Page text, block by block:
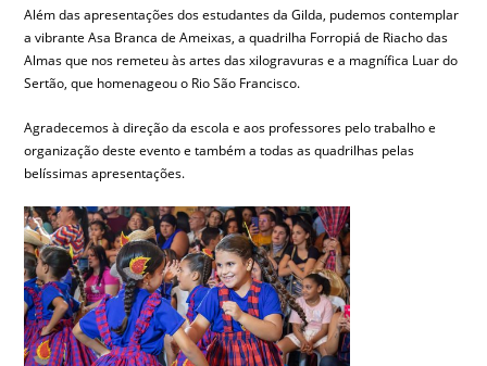
Além das apresentações dos estudantes da Gilda, pudemos contemplar
a vibrante Asa Branca de Ameixas, a quadrilha Forropiá de Riacho das
Almas que nos remeteu às artes das xilogravuras e a magnífica Luar do
Sertão, que homenageou o Rio São Francisco.
Agradecemos à direção da escola e aos professores pelo trabalho e
organização deste evento e também a todas as quadrilhas pelas
belíssimas apresentações.